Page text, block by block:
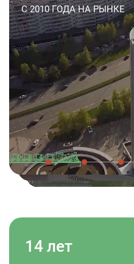
КОМАНДА
СОБСТВЕННОЕ
ДОСТАВКА Ж/Д
БУНКЕРОВКА СУДОВ
НЕФТЕПРОДУКТЫ ОТ
ДОСТАВКОЙ ПО
14 лет